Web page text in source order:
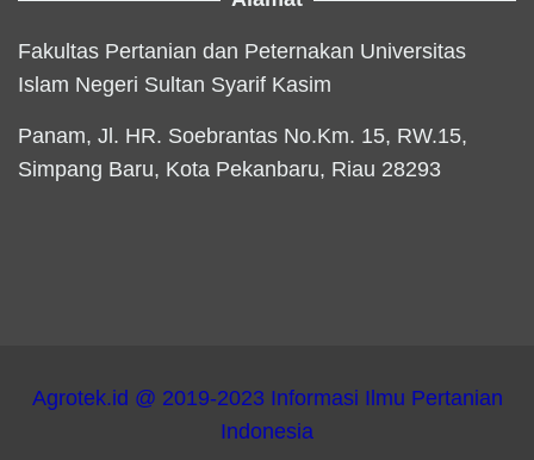
Fakultas Pertanian dan Peternakan Universitas
Islam Negeri Sultan Syarif Kasim
Panam, Jl. HR. Soebrantas No.Km. 15, RW.15,
Simpang Baru, Kota Pekanbaru, Riau 28293
Agrotek.id @ 2019-2023 Informasi Ilmu Pertanian
Indonesia